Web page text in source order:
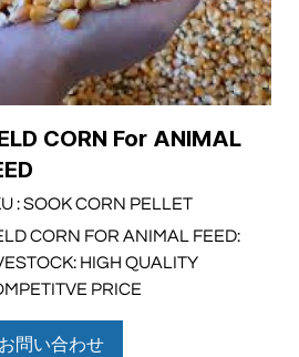
CORN For ANIMAL
: SOOK CORN PELLET
CORN FOR ANIMAL FEED:
HIGH QUALITY
PRICE
お問い合わせ